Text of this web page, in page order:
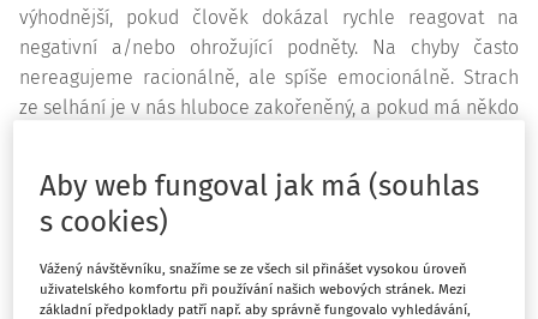
výhodnější, pokud člověk dokázal rychle reagovat na
negativní a/nebo ohrožující podněty. Na chyby často
nereagujeme racionálně, ale spíše emocionálně. Strach
ze selhání je v nás hluboce zakořeněný, a pokud má někdo
úlohou, v mozku se mu aktivuje stejné centrum, jako když
se někdo, kdo trpí například arachnofobií, setká s
pavoukem.
Před osmi lety jsem doučovala dívku z devátého ročníku,
která měla v plánu nastoupit na učební obor Cukrář.
Aby web fungoval jak má (souhlas
s cookies)
Vážený návštěvníku, snažíme se ze všech sil přinášet vysokou úroveň
uživatelského komfortu při používání našich webových stránek. Mezi
základní předpoklady patří např. aby správně fungovalo vyhledávání,